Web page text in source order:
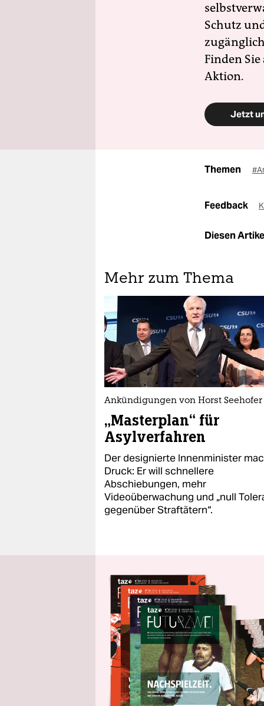
Schutz
Finden
Aktion.
Jetzt
Themen
Feedback
Diesen
Mehr zum Thema
Ankündigungen von Horst Seehofer
„Masterplan“ für
Asylverfahren
Der designierte Innenminister
Druck: Er will schnellere
Abschiebungen, mehr
Videoüberwachung und „null
gegenüber Straftätern“.